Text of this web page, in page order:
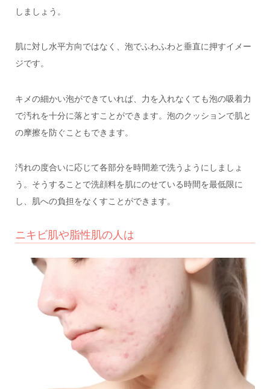
しましょう。
肌に対し水平方向ではなく、泡でふわふわと垂直に押すイメー
ジです。
キメの細かい泡ができていれば、力を入れなくても泡の吸着力
で汚れを十分に落とすことができます。泡のクッションで肌と
の摩擦を防ぐこともできます。
汚れの度合いに応じて各部分を時間差で洗うようにしましょ
う。そうすることで洗顔料を肌にのせている時間を最低限に
し、肌への負担をなくすことができます。
ニキビ肌や脂性肌の人は